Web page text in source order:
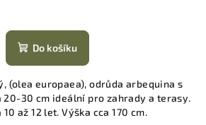
Do košíku
(olea europaea), odrůda arbequina s
20-30 cm ideální pro zahrady a terasy.
10 až 12 let. Výška cca 170 cm.